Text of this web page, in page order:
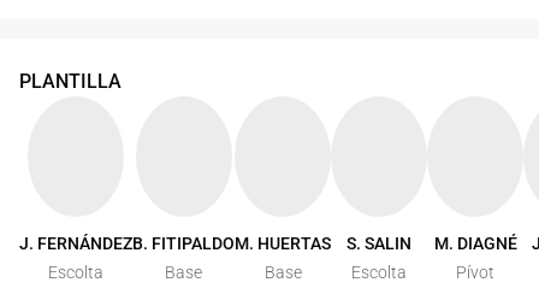
PLANTILLA
J. FERNÁNDEZ
Escolta
B. FITIPALDO
Base
M. HUERTAS
Base
S. SALIN
Escolta
M. DIAGNÉ
Pívot